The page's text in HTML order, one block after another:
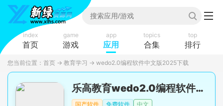
index
首页
game
游戏
app
应用
topics
合集
top
排行
您当前位置： 首页 → 教育学习 → wedo2.0编程软件中文版2025下载
乐高教育wedo2.0编程软件官方中文版2025最新版
国产软件 免费软件
中文